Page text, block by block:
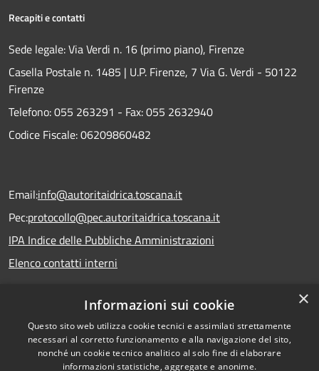
Recapiti e contatti
Sede legale: Via Verdi n. 16 (primo piano), Firenze
Casella Postale n. 1485 | U.P. Firenze, 7 Via G. Verdi - 50122
Firenze
Telefono:055 263291 - Fax:055 2632940
Codice Fiscale: 06209860482
Email:info@autoritaidrica.toscana.it
Pec:protocollo@pec.autoritaidrica.toscana.it
IPA Indice delle Pubbliche Amministrazioni
Elenco contatti interni
Dichiarazione accessibilità
×
Informazioni sui cookie
Questo sito web utilizza cookie tecnici e assimilati strettamente
necessari al corretto funzionamento e alla navigazione del sito,
nonché un cookie tecnico analitico al solo fine di elaborare
informazioni statistiche, aggregate e anonime.